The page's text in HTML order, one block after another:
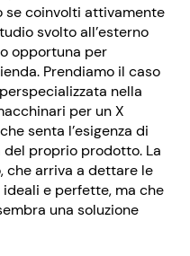
se coinvolti attivamente
svolto all’esterno
opportuna per
Prendiamo il caso
nella
per un X
senta l’esigenza di
del proprio prodotto. La
che arriva a dettare le
e perfette, ma che
una soluzione